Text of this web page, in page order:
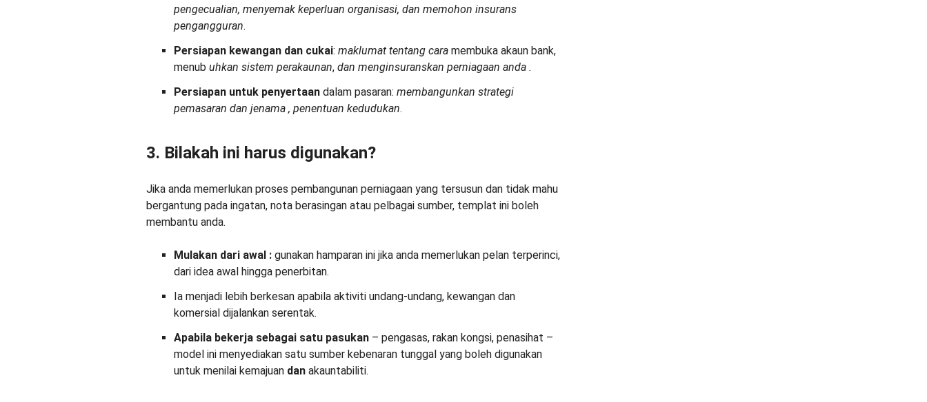
pengecualian, menyemak keperluan organisasi, dan memohon insurans
pengangguran.
Persiapan kewangan dan cukai: maklumat tentang cara membuka akaun bank,
menub uhkan sistem perakaunan, dan menginsuranskan perniagaan anda .
Persiapan untuk penyertaan dalam pasaran: membangunkan strategi
pemasaran dan jenama , penentuan kedudukan.
3. Bilakah ini harus digunakan?
Jika anda memerlukan proses pembangunan perniagaan yang tersusun dan tidak mahu
bergantung pada ingatan, nota berasingan atau pelbagai sumber, templat ini boleh
membantu anda.
Mulakan dari awal : gunakan hamparan ini jika anda memerlukan pelan terperinci,
dari idea awal hingga penerbitan.
Ia menjadi lebih berkesan apabila aktiviti undang-undang, kewangan dan
komersial dijalankan serentak.
Apabila bekerja sebagai satu pasukan – pengasas, rakan kongsi, penasihat –
model ini menyediakan satu sumber kebenaran tunggal yang boleh digunakan
untuk menilai kemajuan dan akauntabiliti.